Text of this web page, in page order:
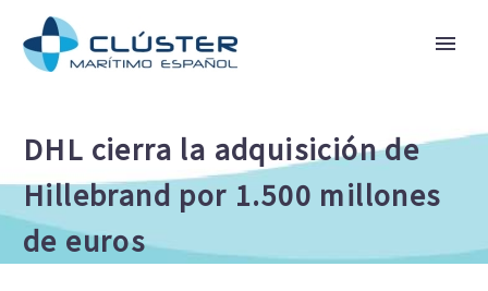
DHL cierra la adquisición de
Hillebrand por 1.500 millones
de euros